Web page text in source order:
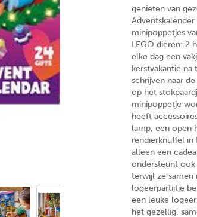
genieten van
minipoppetjes
LEGO dieren: 2
elke dag een
kerstvakantie
schrijven naar
op het
minipoppetje
heeft
lamp, een open
rendierknuffel in
alleen een
ondersteunt ook
terwijl ze samen
logeerpartijtje
een leuke
het gezellig,